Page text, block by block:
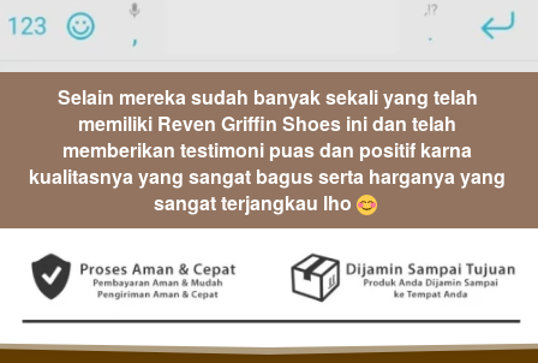
Selain mereka sudah banyak sekali yang telah
memiliki Reven Griffin Shoes ini dan telah
memberikan testimoni puas dan positif karna
kualitasnya yang sangat bagus serta harganya yang
sangat terjangkau lho